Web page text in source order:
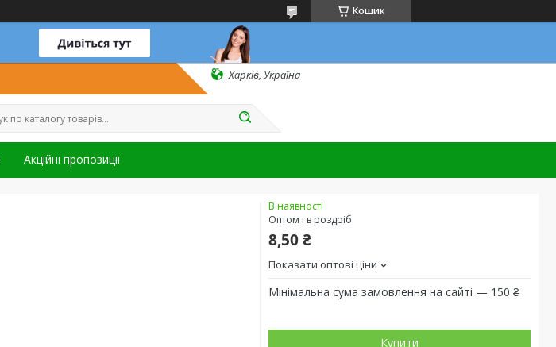
Кошик
Харків, Україна
Акційні пропозиції
В наявності
Оптом і в роздріб
8,50 ₴
Показати оптові ціни
Мінімальна сума замовлення на сайті — 150 ₴
Купити